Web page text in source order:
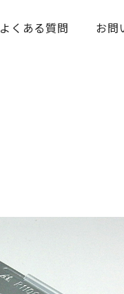
よくある質問 お問